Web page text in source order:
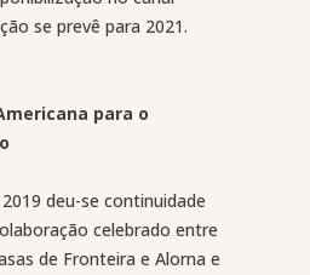
se prevê para 2021.
para o
deu-se continuidade
celebrado entre
de Fronteira e Alorna e